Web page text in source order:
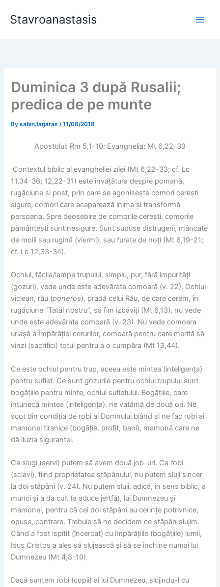
Stavroanastasis
Duminica 3 după Rusalii;
predica de pe munte
Bysabin.fagaras/11/06/2018
Apostolul: Rm 5,1-10; Evanghelia: Mt 6,22-33
Contextul biblic al evangheliei zilei (Mt 6,22-33; cf. Lc
11,34-36; 12,22-31) este învățătura despre pomană,
rugăciune și post, prin care se agonisește comori cerești
sigure, comori care acaparează inima și transformă
persoana. Spre deosebire de comorile cerești, comorile
pământești sunt nesigure. Sunt supuse distrugerii, mâncate
de molii sau rugină (viermi), sau furate de hoți (Mt 6,19-21;
cf. Lc 12,33-34).
Ochiul, făclia/lampa trupului, simplu, pur, fără impurități
(gozuri), vede unde este adevărata comoară (v. 22). Ochiul
viclean, rău (poneros), pradă celui Rău, de care cerem, în
rugăciune ”Tatăl nostru”, să fim izbăviți (Mt 6,13), nu vede
unde este adevărata comoară (v. 23). Nu vede comoara
uriașă a Împărăției cerurilor, comoară pentru care merită să
vinzi (sacrifici) totul pentru a o cumpăra (Mt 13,44).
Ce este ochiul pentru trup, aceea este mintea (inteligența)
pentru suflet. Ce sunt gozurile pentru ochiul trupului sunt
bogățiile pentru minte, ochiul sufletului. Bogățiile, care
întunecă mintea (inteligența), ne vatămă de două ori. Ne
scot din condiția de robi ai Domnului blând și ne fac robi ai
mamonei tiranice (bogăție, profit, bani), mamonă care ne
dă iluzia siguranței.
Ca slugi (servi) putem să avem două job-uri. Ca robi
(sclavi), fiind proprietatea stăpânului, nu putem sluji sincer
la doi stăpâni (v. 24). Nu putem sluji, adică, în sens biblic, a
munci și a da cult (a aduce jertfă), lui Dumnezeu și
mamonei, pentru că cei doi stăpâni au cerințe potrivnice,
opuse, contrare. Trebuie să ne decidem ce stăpân slujim.
Când a fost ispitit (încercat) cu împărățiile (bogățiile) lumii,
Isus Cristos a ales să slujească și să se închine numai lui
Dumnezeu (Mt 4,8-10).
Dacă suntem robi (copii) ai lui Dumnezeu, slujindu-l cu